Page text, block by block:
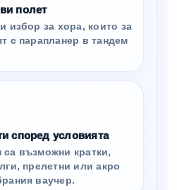
полет
избор за хора, които за
с парапланер в тандем
според условията
възможни кратки,
прелетни или акро
ваучер.